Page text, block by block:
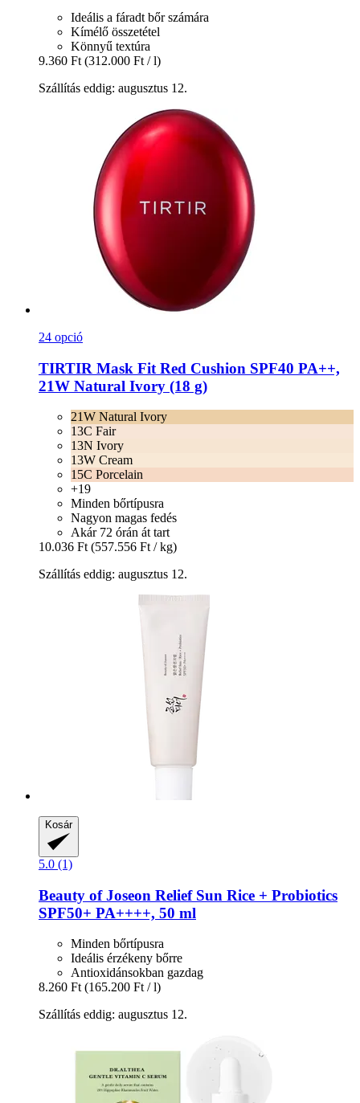
Ideális a fáradt bőr számára
Kímélő összetétel
Könnyű textúra
9.360 Ft (312.000 Ft / l)
Szállítás eddig: augusztus 12.
24 opció
TIRTIR Mask Fit Red Cushion SPF40 PA++,
21W Natural Ivory (18 g)
21W Natural Ivory
13C Fair
13N Ivory
13W Cream
15C Porcelain
+19
Minden bőrtípusra
Nagyon magas fedés
Akár 72 órán át tart
10.036 Ft (557.556 Ft / kg)
Szállítás eddig: augusztus 12.
Kosár
5.0 (1)
Beauty of Joseon Relief Sun Rice + Probiotics
SPF50+ PA++++, 50 ml
Minden bőrtípusra
Ideális érzékeny bőrre
Antioxidánsokban gazdag
8.260 Ft (165.200 Ft / l)
Szállítás eddig: augusztus 12.